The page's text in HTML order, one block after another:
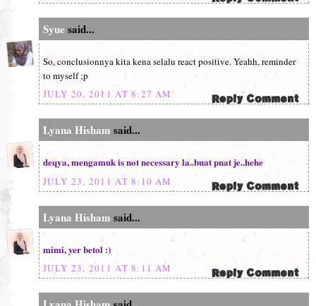
Syue said...
So, conclusionnya kita kena selalu react positive. Yeahh, reminder
to myself ;p
JULY 20, 2011 AT 8:27 AM
Lyana Hisham said...
deqya, mengamuk is not necessary la..buat pnat je..hehe
JULY 23, 2011 AT 8:10 AM
Lyana Hisham said...
mimi, yer betol :)
JULY 23, 2011 AT 8:11 AM